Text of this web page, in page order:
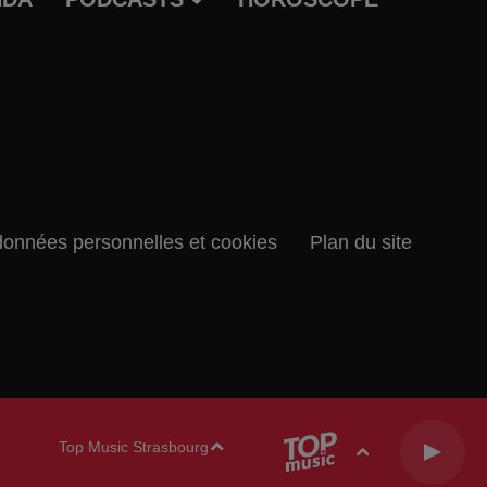
Top Music Strasbourg
personnelles et cookies Plan du site